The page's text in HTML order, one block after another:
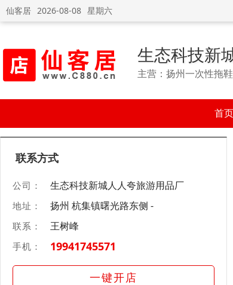
仙客居 2026-08-08 星期六
生态科技新
主营：扬州一次性拖
首页
联系方式
公司： 生态科技新城人人夸旅游用品厂
地址： 扬州 杭集镇曙光路东侧 -
联系： 王树峰
手机： 19941745571
一键开店